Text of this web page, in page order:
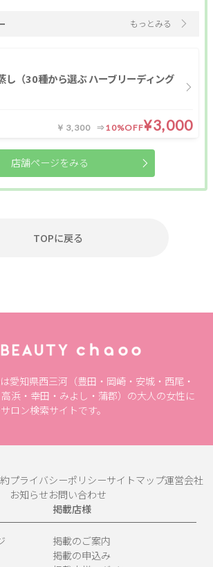
もっとみる
し（30種から選ぶ ハーブリーディング
￥3,300 10%OFF¥3,000
店舗ページをみる
TOPに戻る
愛知県西三河（豊田・岡崎・安城・西尾・
浜・幸田・みよし・蒲郡）の大人の女性に
ロン検索サイトです。
プライバシーポリシーサイトマップ運営会社
お知らせお問い合わせ
掲載店様
掲載のご案内
掲載の申込み